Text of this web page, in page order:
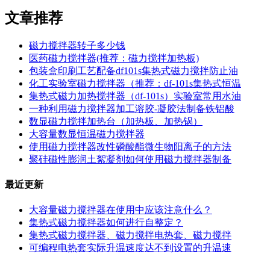
文章推荐
磁力搅拌器转子多少钱
医药磁力搅拌器(推荐：磁力搅拌加热板)
包装盒印刷工艺配备df101s集热式磁力搅拌防止油
化工实验室磁力搅拌器（推荐：df-101s集热式恒温
集热式磁力加热搅拌器（df-101s）实验室常用水油
一种利用磁力搅拌器加工溶胶-凝胶法制备铁铝酸
数显磁力搅拌加热台（加热板、加热锅）
大容量数显恒温磁力搅拌器
使用磁力搅拌器改性磷酸酯微生物阳离子的方法
聚硅磁性膨润土絮凝剂如何使用磁力搅拌器制备
最近更新
大容量磁力搅拌器在使用中应该注意什么？
集热式磁力搅拌器如何进行自整定？
集热式磁力搅拌器、磁力搅拌电热套、磁力搅拌
可编程电热套实际升温速度达不到设置的升温速